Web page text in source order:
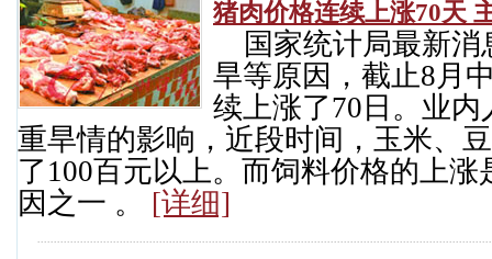
猪肉价格连续上涨70天
国家统计局最新消
旱等原因，截止8月
续上涨了70日。业
重旱情的影响，近段时间，玉米、
了100百元以上。而饲料价格的上
因之一 。 [详细]